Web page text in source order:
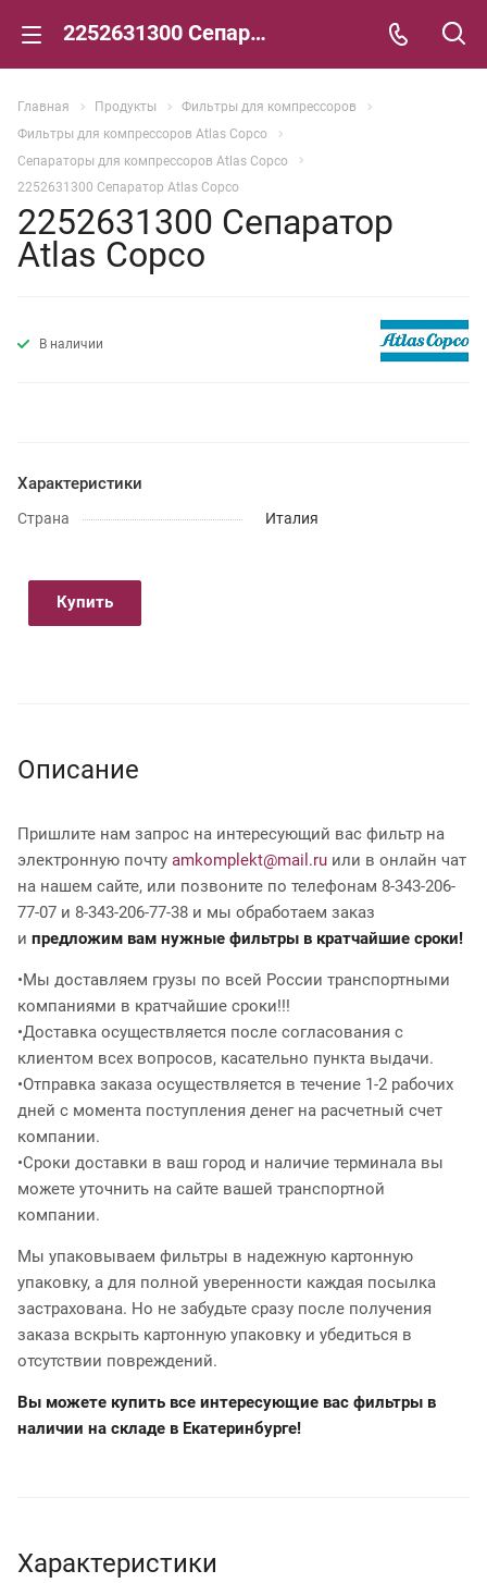
2252631300 Сепаратор Atlas Copco
Главная Продукты
Фильтры для компрессоров
Фильтры для компрессоров Atlas Copco
Сепараторы для компрессоров Atlas Copco
2252631300 Сепаратор Atlas Copco
2252631300 Сепаратор
Atlas Copco
В наличии
Характеристики
Страна Италия
Купить
Описание
Пришлите нам запрос на интересующий вас фильтр на
электронную почту amkomplekt@mail.ru или в онлайн чат
на нашем сайте, или позвоните по телефонам 8-343-206-
77-07 и 8-343-206-77-38 и мы обработаем заказ
и предложим вам нужные фильтры в кратчайшие сроки!
•Мы доставляем грузы по всей России транспортными
компаниями в кратчайшие сроки!!!
•Доставка осуществляется после согласования с
клиентом всех вопросов, касательно пункта выдачи.
•Отправка заказа осуществляется в течение 1-2 рабочих
дней с момента поступления денег на расчетный счет
компании.
•Сроки доставки в ваш город и наличие терминала вы
можете уточнить на сайте вашей транспортной
компании.
Мы упаковываем фильтры в надежную картонную
упаковку, а для полной уверенности каждая посылка
застрахована. Но не забудьте сразу после получения
заказа вскрыть картонную упаковку и убедиться в
отсутствии повреждений.
Вы можете купить все интересующие вас фильтры в
наличии на складе в Екатеринбурге!
Характеристики